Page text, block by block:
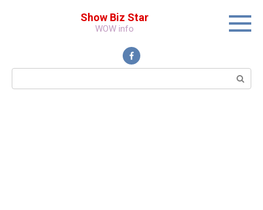
Show Biz Star
WOW info
Поиск: